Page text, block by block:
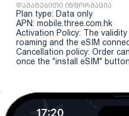
დამატებითი ინფორმაცია
Plan type: Data only
APN: mobile.three.com.hk
Activation Policy: The
roaming and the eSIM
Cancellation policy: Order
once the "install eSIM"